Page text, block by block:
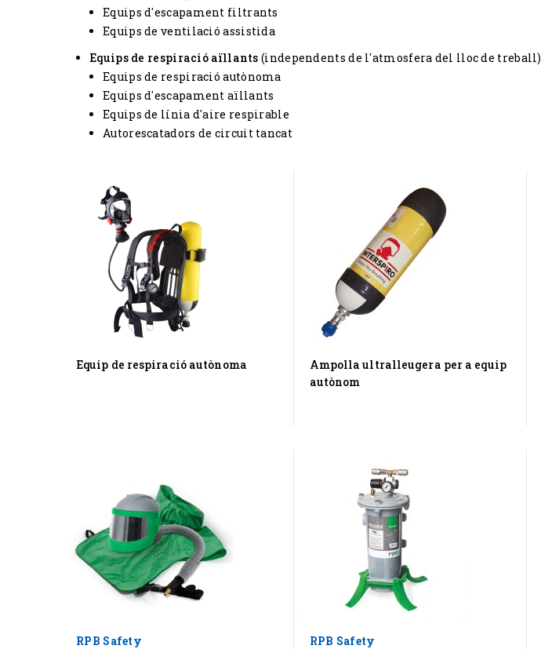
Equips d'escapament filtrants
Equips de ventilació assistida
Equips de respiració aïllants (independents de l'atmosfera del lloc de treball)
Equips de respiració autònoma
Equips d'escapament aïllants
Equips de línia d'aire respirable
Autorescatadors de circuit tancat
Equip de respiració autònoma
Ampolla ultralleugera per a equip
autònom
RPB Safety
RPB Safety